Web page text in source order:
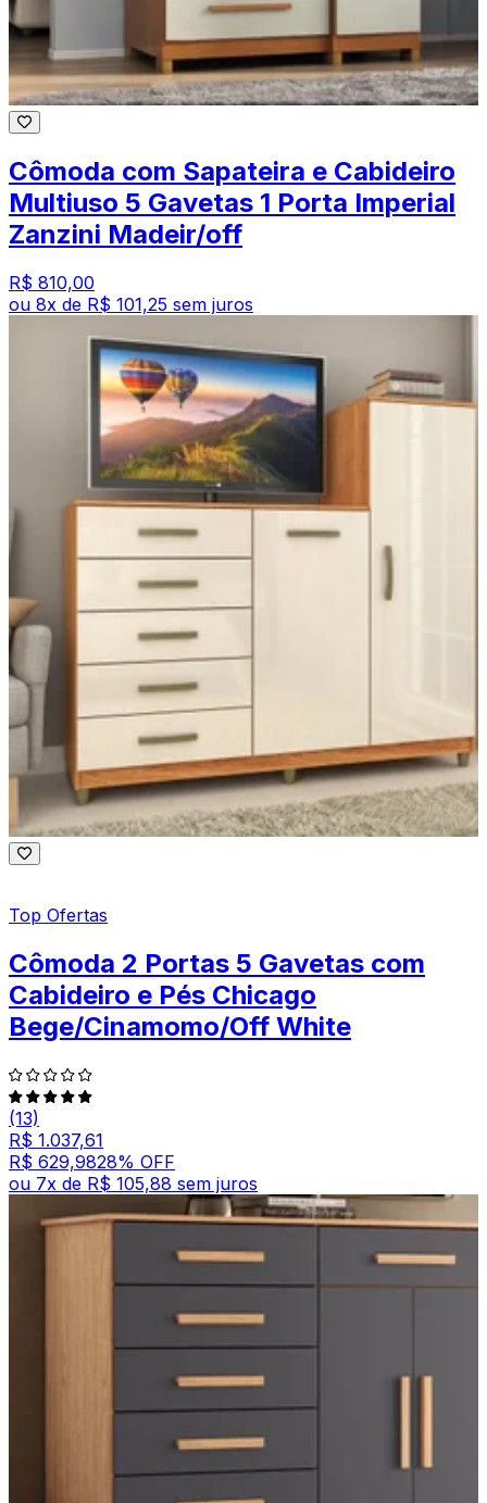
Cômoda com Sapateira e Cabideiro
Multiuso 5 Gavetas 1 Porta Imperial
Zanzini Madeir/off
R$ 810,00
ou 8x de R$ 101,25 sem juros
Top Ofertas
Cômoda 2 Portas 5 Gavetas com
Cabideiro e Pés Chicago
Bege/Cinamomo/Off White
(13)
R$ 1.037,61
R$ 629,9828% OFF
ou 7x de R$ 105,88 sem juros